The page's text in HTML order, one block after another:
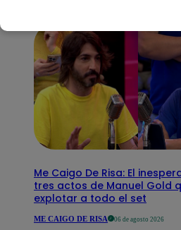
Me Caigo De Risa: El
tres actos de Manuel Gold
explotar a todo el set
ME CAIGO DE RISA 06 de agosto 2026